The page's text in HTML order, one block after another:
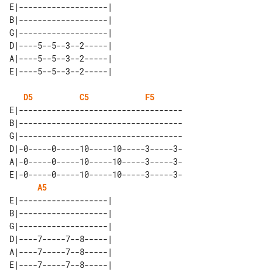
E|-------------------|
B|-------------------|
G|-------------------|
D|----5--5--3--2-----|
A|----5--5--3--2-----|
D5 C5
F5
E|-----------------------------------
B|-----------------------------------
G|-----------------------------------
D|-0-----0-----10-----10-----3-----3-
A|-0-----0-----10-----10-----3-----3-
E|-0-----0-----10-----10-----3-----3-
A5
E|-------------------|
B|-------------------|
G|-------------------|
D|----7-----7--8-----|
A|----7-----7--8-----|